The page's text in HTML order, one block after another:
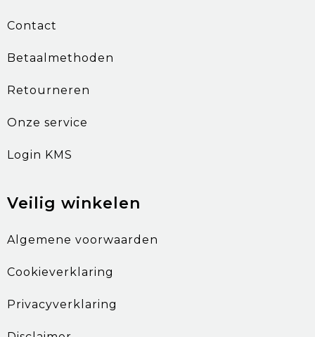
Contact
Betaalmethoden
Retourneren
Onze service
Login KMS
Veilig winkelen
Algemene voorwaarden
Cookieverklaring
Privacyverklaring